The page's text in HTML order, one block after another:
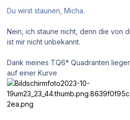
Du wirst staunen, Micha.
Nein, ich staune nicht, denn die von
ist mir nicht unbekannt.
Dank meines TQ6* Quadranten
auf einer Kurve